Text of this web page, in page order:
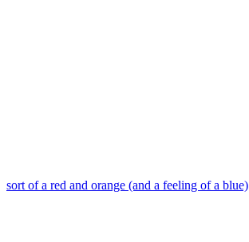
sort of a red and orange (and a feeling of a blue)